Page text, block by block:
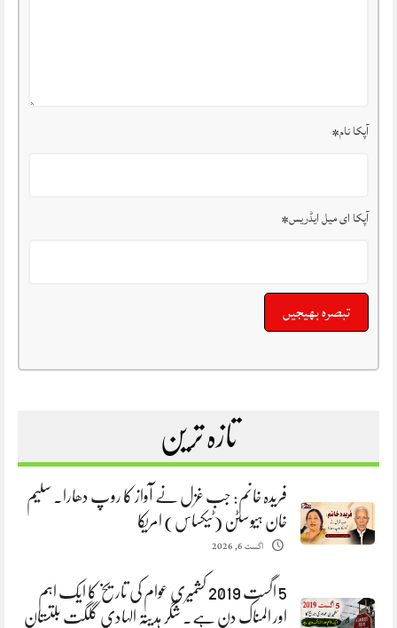
آپکا نام*
آپکا ای میل ایڈریس*
تازہ ترین
فریدہ خانم: جب غزل نے آواز کا روپ دھارا. سلیم
خان ہیوسٹن (ٹیکساس) امریکا
اگست 6, 2026
5 اگست 2019 کشمیری عوام کی تاریخ کا ایک اہم
اور المناک دن ہے. شگر ہدیتہ الہادی گلگت بلتستان